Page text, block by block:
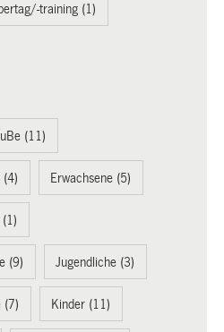
training (1)
(11)
(4) Erwachsene (5)
(1)
(9) Jugendliche (3)
(7) Kinder (11)